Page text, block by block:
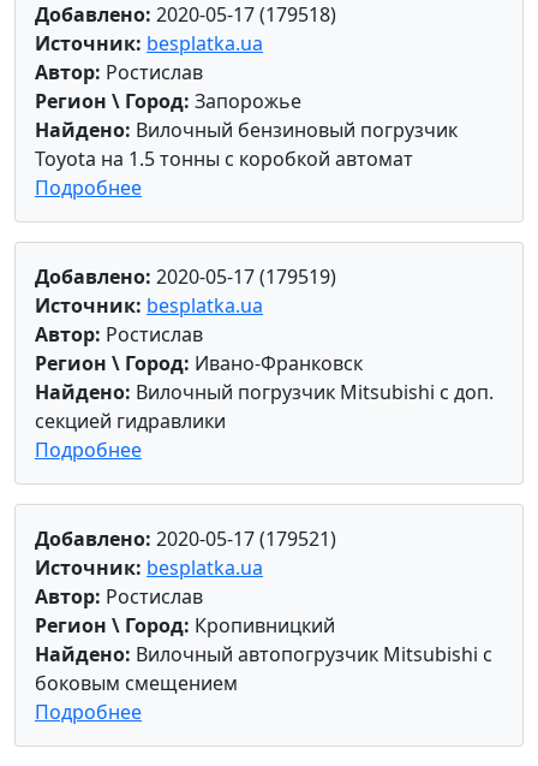
Добавлено: 2020-05-17 (179518)
Источник: besplatka.ua
Автор: Ростислав
Регион \ Город: Запорожье
Найдено: Вилочный бензиновый погрузчик
Toyota на 1.5 тонны с коробкой автомат
Подробнее
Добавлено: 2020-05-17 (179519)
Источник: besplatka.ua
Автор: Ростислав
Регион \ Город: Ивано-Франковск
Найдено: Вилочный погрузчик Mitsubishi с доп.
секцией гидравлики
Подробнее
Добавлено: 2020-05-17 (179521)
Источник: besplatka.ua
Автор: Ростислав
Регион \ Город: Кропивницкий
Найдено: Вилочный автопогрузчик Mitsubishi с
боковым смещением
Подробнее